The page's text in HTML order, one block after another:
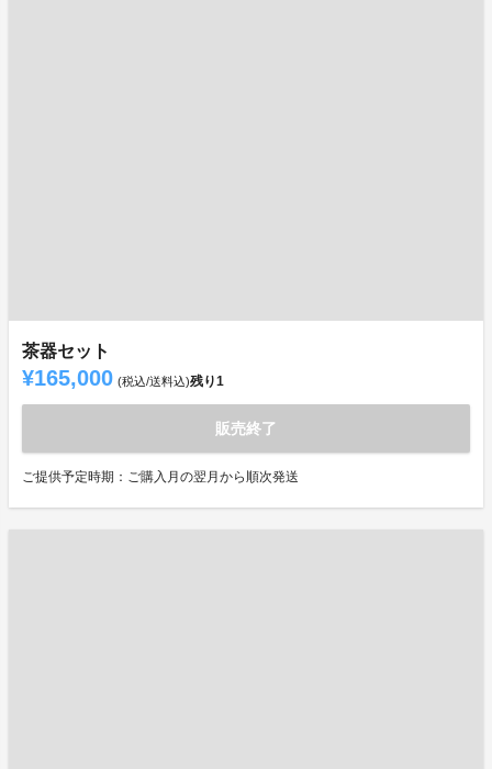
茶器セット
¥165,000 (税込/送料込)残り1
販売終了
ご提供予定時期：ご購入月の翌月から順次発送